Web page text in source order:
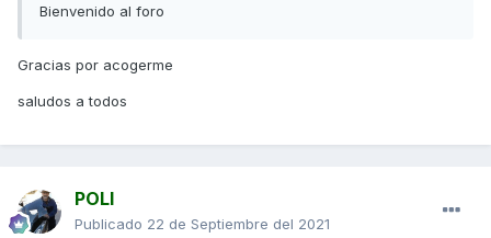
Bienvenido al foro
Gracias por acogerme
saludos a todos
POLI
Publicado 22 de Septiembre del 2021